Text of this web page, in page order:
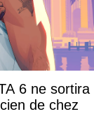
6 ne sortira
de chez